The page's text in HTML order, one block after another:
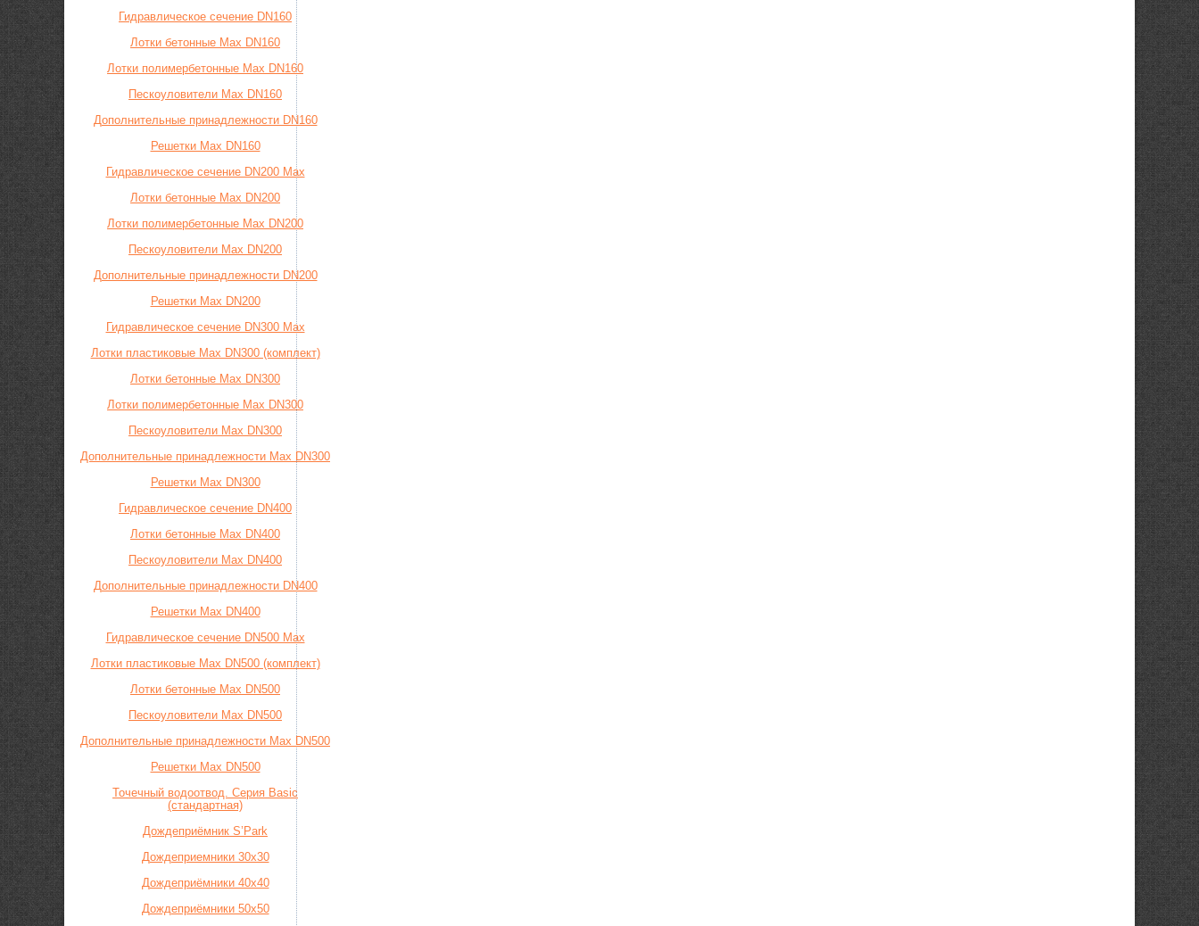
Гидравлическое сечение DN160
Лотки бетонные Max DN160
Лотки полимербетонные Max DN160
Пескоуловители Max DN160
Дополнительные принадлежности DN160
Решетки Max DN160
Гидравлическое сечение DN200 Max
Лотки бетонные Max DN200
Лотки полимербетонные Max DN200
Пескоуловители Max DN200
Дополнительные принадлежности DN200
Решетки Max DN200
Гидравлическое сечение DN300 Max
Лотки пластиковые Max DN300 (комплект)
Лотки бетонные Max DN300
Лотки полимербетонные Max DN300
Пескоуловители Max DN300
Дополнительные принадлежности Max DN300
Решетки Max DN300
Гидравлическое сечение DN400
Лотки бетонные Max DN400
Пескоуловители Max DN400
Дополнительные принадлежности DN400
Решетки Max DN400
Гидравлическое сечение DN500 Max
Лотки пластиковые Max DN500 (комплект)
Лотки бетонные Max DN500
Пескоуловители Max DN500
Дополнительные принадлежности Max DN500
Решетки Max DN500
Точечный водоотвод. Серия Basic
(стандартная)
Дождеприёмник S’Park
Дождеприемники 30х30
Дождеприёмники 40х40
Дождеприёмники 50х50